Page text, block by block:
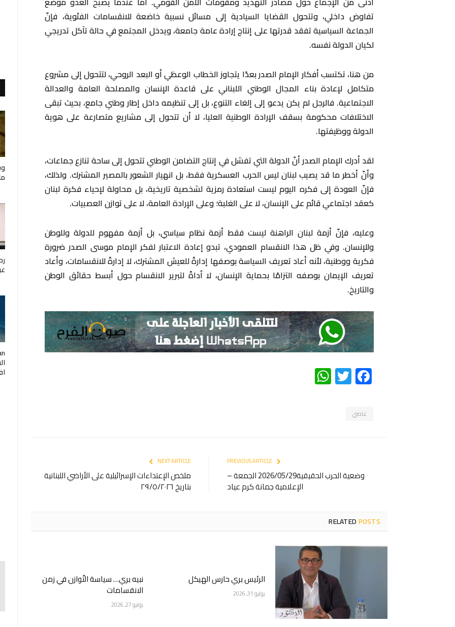
تفاوض داخلي، وتتحول القضايا السيادية إلى مسائل نسبية خاضعة للانقسامات الفئوية، فإنّ
الجماعة السياسية تفقد قدرتها على إنتاج إرادة عامة جامعة، ويدخل المجتمع في حالة تآكل تدريجي
لكيان الدولة نفسه.
من هنا، تكتسب أفكار الإمام الصدر بعدًا يتجاوز الخطاب الوعظي أو البعد الروحي، لتتحول إلى مشروع
متكامل لإعادة بناء المجال الوطني اللبناني على قاعدة الإنسان والمصلحة العامة والعدالة
الاجتماعية. فالرجل لم يكن يدعو إلى إلغاء التنوع، بل إلى تنظيمه داخل إطار وطني جامع، بحيث تبقى
الاختلافات محكومة بسقف الإرادة الوطنية العليا، لا أن تتحول إلى مشاريع متصارعة على هوية
الدولة ووظيفتها.
لقد أدرك الإمام الصدر أنّ الدولة التي تفشل في إنتاج التضامن الوطني تتحول إلى ساحة تنازع جماعات،
وأنّ أخطر ما قد يصيب لبنان ليس الحرب العسكرية فقط، بل انهيار الشعور بالمصير المشترك. ولذلك،
فإنّ العودة إلى فكره اليوم ليست استعادة رمزية لشخصية تاريخية، بل محاولة لإحياء فكرة لبنان
كعقد اجتماعي قائم على الإنسان، لا على الغلبة؛ وعلى الإرادة العامة، لا على توازن العصبيات.
وعليه، فإنّ أزمة لبنان الراهنة ليست فقط أزمة نظام سياسي، بل أزمة مفهوم للدولة وللوطن
وللإنسان. وفي ظل هذا الانقسام العمودي، تبدو إعادة الاعتبار لفكر الإمام موسى الصدر ضرورة
فكرية ووطنية، لأنه أعاد تعريف السياسة بوصفها إدارةً للعيش المشترك، لا إدارةً للانقسامات، وأعاد
تعريف الإيمان بوصفه التزامًا بحماية الإنسان، لا أداةً لتبرير الانقسام حول أبسط حقائق الوطن
والتاريخ.
Facebook
Twitter
عاصي
وضعية الحرب الحقيقية2026/05/29 الجمعة –
الإعلامية جمانة كرم عياد
NEXT ARTICLE
ملخص الإعتداءات الإسرائيلية على الأراضي اللبنانية
بتاريخ ٢٩/٥/٢٠٢٦
RELATEDPOSTS
الرئيس بري حارس الهيكل
يوليو 31, 2026
نبيه بري… سياسة التّوازن في زمن
الانقسامات
يوليو 27, 2026